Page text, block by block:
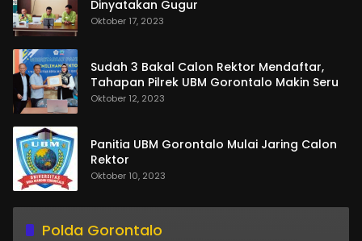
Dinyatakan Gugur
Oktober 17, 2023
Sudah 3 Bakal Calon Rektor Mendaftar,
Tahapan Pilrek UBM Gorontalo Makin Seru
Oktober 12, 2023
Panitia UBM Gorontalo Mulai Jaring Calon
Rektor
Oktober 10, 2023
Polda Gorontalo